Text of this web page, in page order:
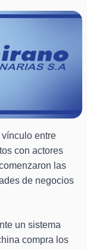
entre
con actores
las
de negocios
un sistema
compra los